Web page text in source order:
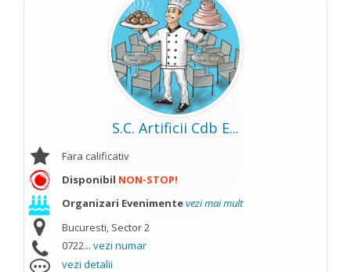
S.C. Artificii Cdb E...
Fara calificativ
Disponibil NON-STOP!
Organizari Evenimentevezi mai mult
Bucuresti, Sector 2
0722... vezi numar
vezi detalii